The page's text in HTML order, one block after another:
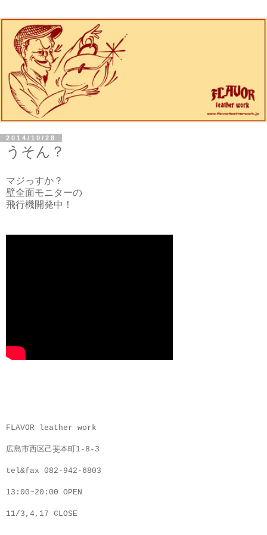
2014/10/28
うそん？
マジっすか？
壁全面モニターの
飛行機開発中！
FLAVOR leather work
広島市西区己斐本町1-8-3
tel&fax 082-942-6803
13:00~20:00 OPEN
11/3,4,17 CLOSE